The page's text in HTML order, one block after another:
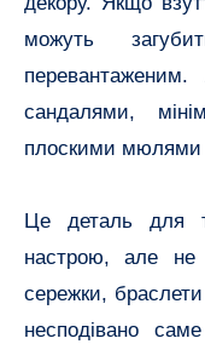
можуть
сандалями,
плоскими мюлями
Це деталь для
настрою, але не
сережки,
несподівано